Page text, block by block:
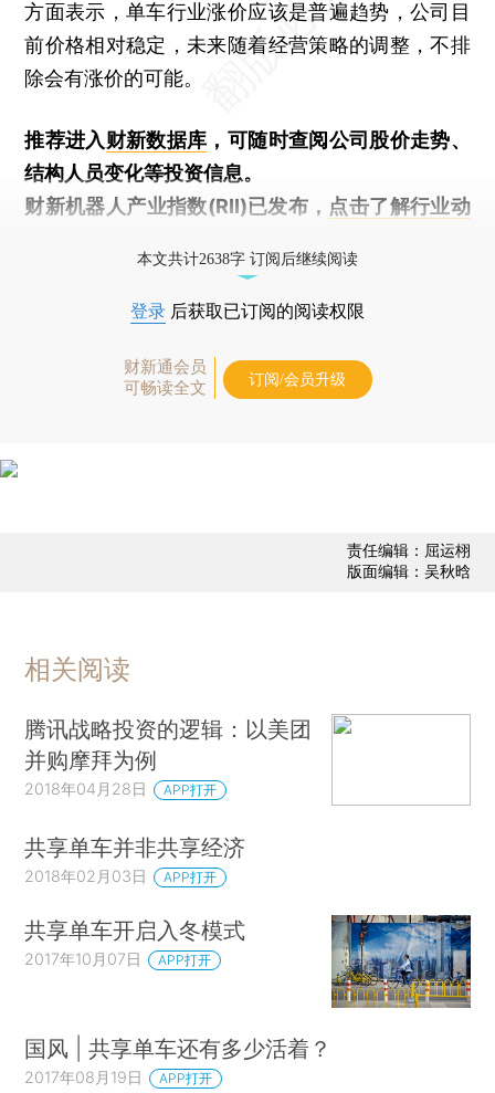
方面表示，单车行业涨价应该是普遍趋势，公司目
前价格相对稳定，未来随着经营策略的调整，不排
除会有涨价的可能。
推荐进入财新数据库 ，可随时查阅公司股价走势、
结构人员变化等投资信息。
财新机器人产业指数(RII)已发布， 点击了解行业动
本文共计2638字 订阅后继续阅读
登录 后获取已订阅的阅读权限
财新通会员
可畅读全文
订阅/会员升级
责任编辑：屈运栩
版面编辑：吴秋晗
相关阅读
腾讯战略投资的逻辑：以美团
并购摩拜为例
2018年04月28日 APP打开
共享单车并非共享经济
2018年02月03日 APP打开
共享单车开启入冬模式
2017年10月07日 APP打开
国风 | 共享单车还有多少活着？
2017年08月19日 APP打开